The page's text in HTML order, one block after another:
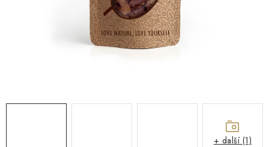
+ další (1)